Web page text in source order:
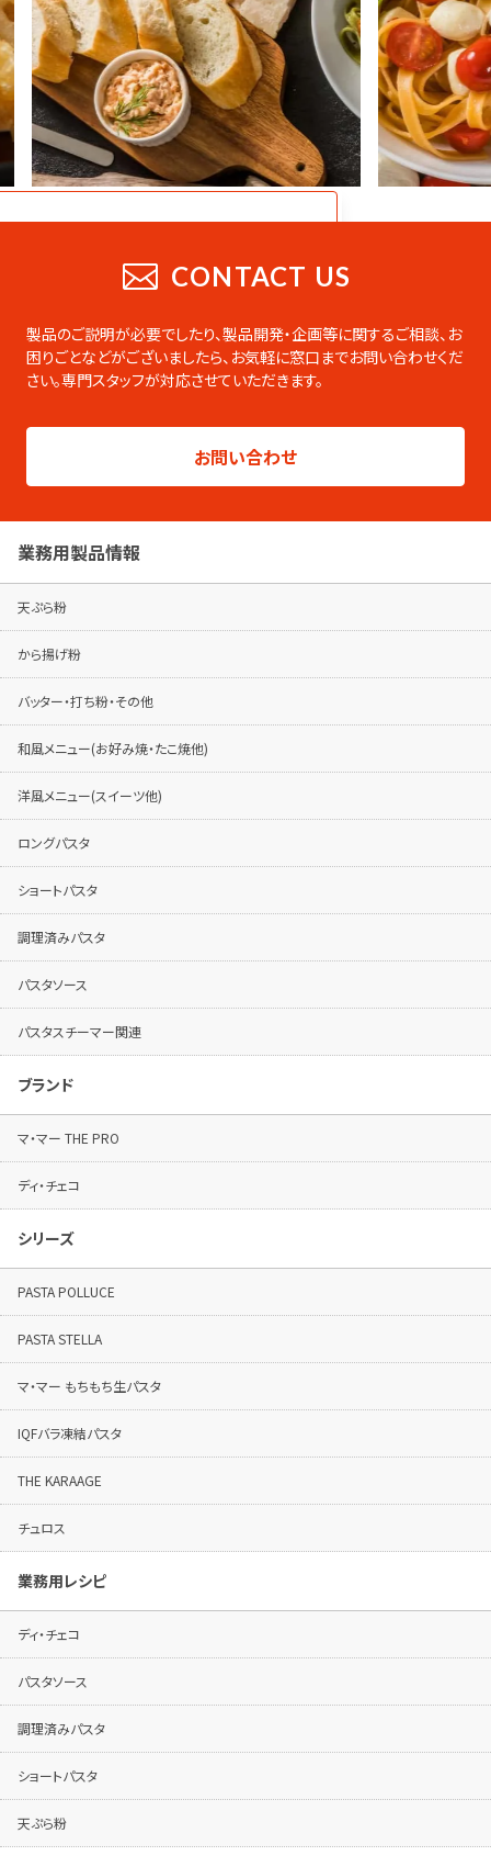
CATALOG
業務用総合カタログ
です。PDFのダウンロードやページの印刷な
ども可能です。
製品シリーズ毎のパンフレットは専用ページ
パンフレットはこちらから
CONTACT US
製品のご説明が必要でしたり、製品開発・企画等に関するご相談、お
困りごとなどがございましたら、 お気軽に窓口までお問い合わせくだ
さい。専門スタッフが対応させていただきます。
お問い合わせ
業務用製品情報
天ぷら粉
から揚げ粉
バッター・打ち粉・その他
和風メニュー(お好み焼・たこ焼他)
洋風メニュー(スイーツ他)
ロングパスタ
ショートパスタ
調理済みパスタ
パスタソース
パスタスチーマー関連
ブランド
マ・マー THE PRO
ディ・チェコ
シリーズ
PASTA POLLUCE
PASTA STELLA
マ・マー もちもち生パスタ
IQFバラ凍結パスタ
THE KARAAGE
チュロス
業務用レシピ
ディ・チェコ
パスタソース
調理済みパスタ
ショートパスタ
天ぷら粉